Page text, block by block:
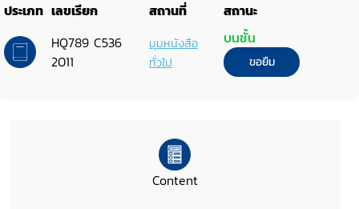
ประเภท เลขเรียก สถานที่
สถานะ
HQ789 C536
2011
มุมหนังสือ
ทั่วไป
บนชั้น
ขอยืม
Content